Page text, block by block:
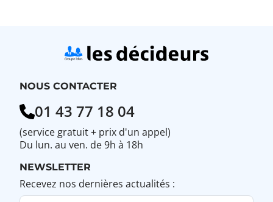
imprimante
réseau
NOUS CONTACTER
01 43 77 18 04
(service gratuit + prix d'un appel)
Du lun. au ven. de 9h à 18h
NEWSLETTER
Recevez nos dernières actualités :